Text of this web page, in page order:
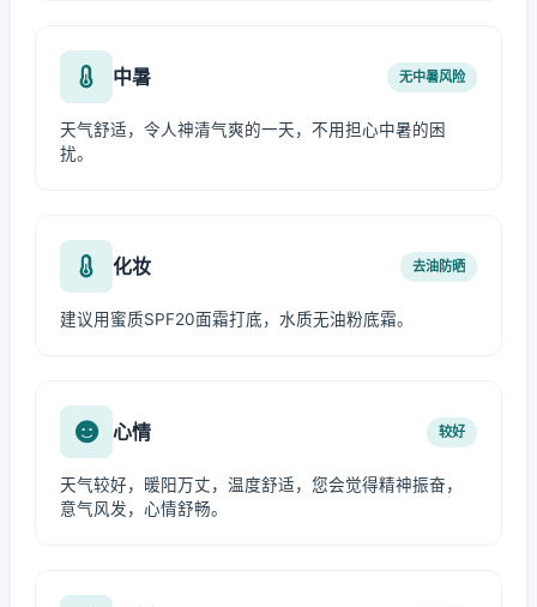
中暑 无中暑风险
天气舒适，令人神清气爽的一天，不用担心中暑的困
扰。
化妆 去油防晒
建议用蜜质SPF20面霜打底，水质无油粉底霜。
心情 较好
天气较好，暖阳万丈，温度舒适，您会觉得精神振奋，
意气风发，心情舒畅。